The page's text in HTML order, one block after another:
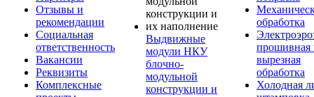
Отзывы и
рекомендации
Социальная
ответственность
Вакансии
Реквизиты
Комплексные
Выдвижные
модули НКУ
блочно-
модульной
конструкции и
обработка
прошивная
вырезная
обработка
Холодная